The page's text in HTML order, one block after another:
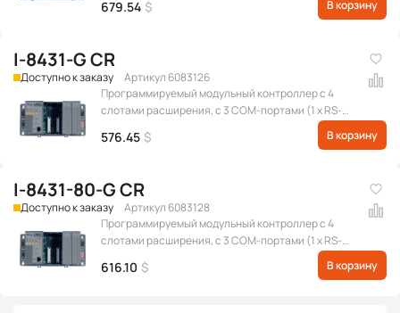
232/RS-485, 1 x RS-232), серого цвета
679.54 $ В корзину
I-8431-G CR
Доступно к заказу
Артикул 6083126
Программируемый модульный контроллер с 4
слотами расширения, с 3 COM-портами (1 x RS-
232 для обновления прошивки, 1 x RS-232/RS-485, 1
x RS-232) и портом Ethernet, серого цвета
576.45 $ В корзину
I-8431-80-G CR
Доступно к заказу
Артикул 6083128
Программируемый модульный контроллер с 4
слотами расширения, с 3 COM-портами (1 x RS-
232 для обновления прошивки, 1 x RS-232/RS-485, 1
x RS-232) и портом Ethernet, с частотой
616.10 $ В корзину